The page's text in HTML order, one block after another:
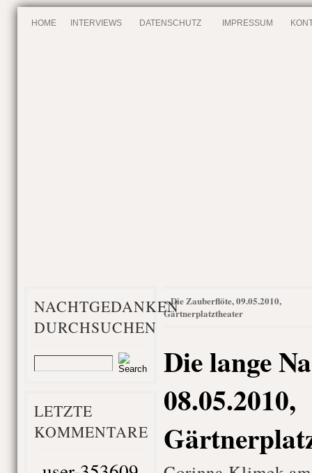
HOME INTERVIEWS DATENSCHUTZ IMPRESSUM
NACHTGEDANKEN
DURCHSUCHEN
LETZTE
KOMMENTARE
«Die Zauberflöte, 09.05.2010,
Gärtnerplatztheater
Die lange
08.05.2010,